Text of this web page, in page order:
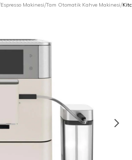
Espresso Makinesi Tam Otomatik Kahve Makinesi